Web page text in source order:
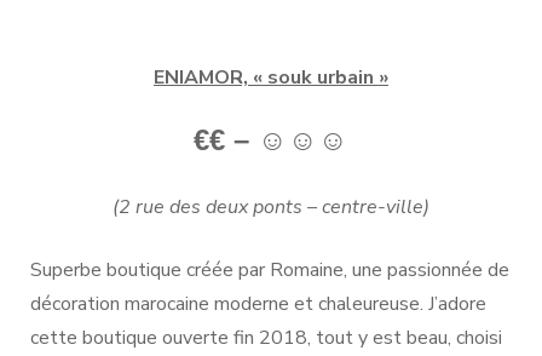
ENIAMOR, « souk urbain »
€€ – ☺ ☺ ☺
(2 rue des deux ponts – centre-ville)
Superbe boutique créée par Romaine, une passionnée de
décoration marocaine moderne et chaleureuse. J’adore
cette boutique ouverte fin 2018, tout y est beau, choisi